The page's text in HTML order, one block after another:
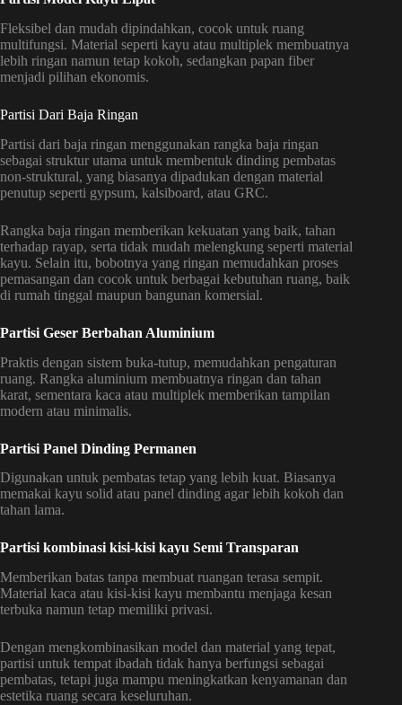
Fleksibel dan mudah dipindahkan, cocok untuk ruang
multifungsi. Material seperti kayu atau multiplek membuatnya
lebih ringan namun tetap kokoh, sedangkan papan fiber
menjadi pilihan ekonomis.
Partisi Dari Baja Ringan
Partisi dari baja ringan menggunakan rangka baja ringan
sebagai struktur utama untuk membentuk dinding pembatas
non-struktural, yang biasanya dipadukan dengan material
penutup seperti gypsum, kalsiboard, atau GRC.
Rangka baja ringan memberikan kekuatan yang baik, tahan
terhadap rayap, serta tidak mudah melengkung seperti material
kayu. Selain itu, bobotnya yang ringan memudahkan proses
pemasangan dan cocok untuk berbagai kebutuhan ruang, baik
di rumah tinggal maupun bangunan komersial.
Partisi Geser Berbahan Aluminium
Praktis dengan sistem buka-tutup, memudahkan pengaturan
ruang. Rangka aluminium membuatnya ringan dan tahan
karat, sementara kaca atau multiplek memberikan tampilan
modern atau minimalis.
Partisi Panel Dinding Permanen
Digunakan untuk pembatas tetap yang lebih kuat. Biasanya
memakai kayu solid atau panel dinding agar lebih kokoh dan
tahan lama.
Partisi kombinasi kisi-kisi kayu Semi Transparan
Memberikan batas tanpa membuat ruangan terasa sempit.
Material kaca atau kisi-kisi kayu membantu menjaga kesan
terbuka namun tetap memiliki privasi.
Dengan mengkombinasikan model dan material yang tepat,
partisi untuk tempat ibadah tidak hanya berfungsi sebagai
pembatas, tetapi juga mampu meningkatkan kenyamanan dan
estetika ruang secara keseluruhan.